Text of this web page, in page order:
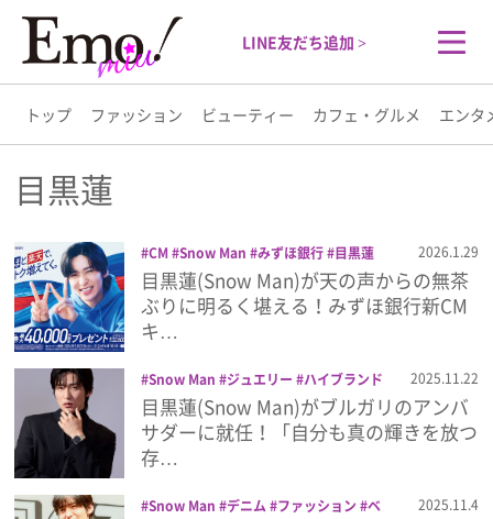
LINE友だち追加 >
トップ ファッション ビューティー カフェ・グルメ エンタ
トップ
ファッション
ビューティー
カフェ・グルメ
エンタメ
ライフスタイル
目黒蓮
CM Snow Man みずほ銀行 目黒蓮 2026.1.29
目黒蓮(Snow Man)が天の声からの無茶
ぶりに明るく堪える！みずほ銀行新CM
キ…
Snow Man ジュエリー
ハイブランド
ブルガリ 時計 目黒蓮
2025.11.22
目黒蓮(Snow Man)がブルガリのアンバ
サダーに就任！「自分も真の輝きを放つ
存…
Snow Man デニム ファッション
ベ
2025.11.4